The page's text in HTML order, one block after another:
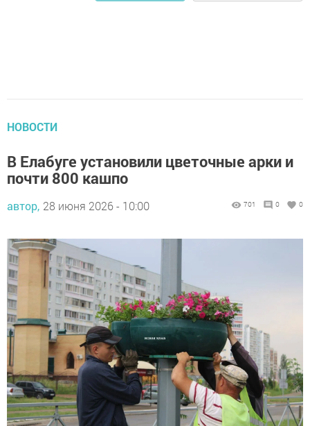
НОВОСТИ
В Елабуге установили цветочные арки и
почти 800 кашпо
автор, 28 июня 2026 - 10:00 701 0 0